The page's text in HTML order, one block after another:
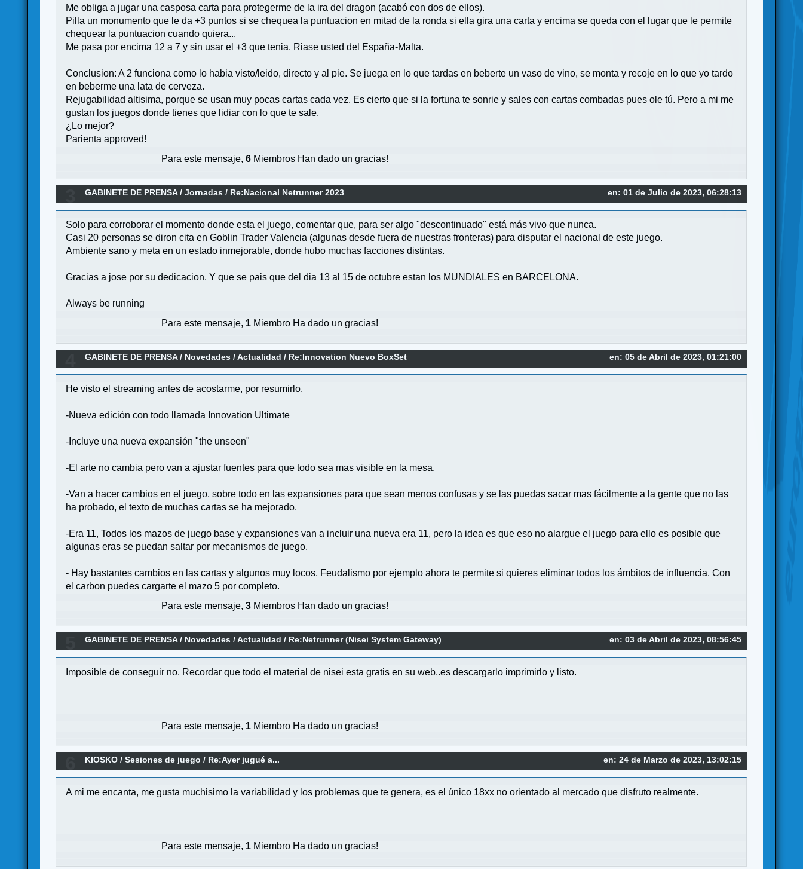
Me obliga a jugar una casposa carta para protegerme de la ira del dragon (acabó con dos de ellos).
Pilla un monumento que le da +3 puntos si se chequea la puntuacion en mitad de la ronda si ella gira una carta y encima se queda con el lugar que le permite
chequear la puntuacion cuando quiera...
Me pasa por encima 12 a 7 y sin usar el +3 que tenia. Riase usted del España-Malta.
Conclusion: A 2 funciona como lo habia visto/leido, directo y al pie. Se juega en lo que tardas en beberte un vaso de vino, se monta y recoje en lo que yo tardo
en beberme una lata de cerveza.
Rejugabilidad altisima, porque se usan muy pocas cartas cada vez. Es cierto que si la fortuna te sonrie y sales con cartas combadas pues ole tú. Pero a mi me
gustan los juegos donde tienes que lidiar con lo que te sale.
¿Lo mejor?
Parienta approved!
Para este mensaje,6 Miembros Han dado un gracias!
en: 01 de Julio de 2023, 06:28:13
GABINETE DE PRENSA/Jornadas / Re:Nacional Netrunner 2023
Solo para corroborar el momento donde esta el juego, comentar que, para ser algo "descontinuado" está más vivo que nunca.
Casi 20 personas se diron cita en Goblin Trader Valencia (algunas desde fuera de nuestras fronteras) para disputar el nacional de este juego.
Ambiente sano y meta en un estado inmejorable, donde hubo muchas facciones distintas.
Gracias a jose por su dedicacion. Y que se pais que del dia 13 al 15 de octubre estan los MUNDIALES en BARCELONA.
Always be running
Para este mensaje, 1 Miembro Ha dado un gracias!
en: 05 de Abril de 2023, 01:21:00
GABINETE DE PRENSA/ Novedades / Actualidad / Re:Innovation Nuevo BoxSet
He visto el streaming antes de acostarme, por resumirlo.
-Nueva edición con todo llamada Innovation Ultimate
-Incluye una nueva expansión "the unseen"
-El arte no cambia pero van a ajustar fuentes para que todo sea mas visible en la mesa.
-Van a hacer cambios en el juego, sobre todo en las expansiones para que sean menos confusas y se las puedas sacar mas fácilmente a la gente que no las
ha probado, el texto de muchas cartas se ha mejorado.
-Era 11, Todos los mazos de juego base y expansiones van a incluir una nueva era 11, pero la idea es que eso no alargue el juego para ello es posible que
algunas eras se puedan saltar por mecanismos de juego.
- Hay bastantes cambios en las cartas y algunos muy locos, Feudalismo por ejemplo ahora te permite si quieres eliminar todos los ámbitos de influencia. Con
el carbon puedes cargarte el mazo 5 por completo.
Para este mensaje,3 Miembros Han dado un gracias!
en: 03 de Abril de 2023, 08:56:45
GABINETE DE PRENSA/ Novedades / Actualidad / Re:Netrunner (Nisei System Gateway)
Imposible de conseguir no. Recordar que todo el material de nisei esta gratis en su web..es descargarlo imprimirlo y listo.
Para este mensaje, 1 Miembro Ha dado un gracias!
en: 24 de Marzo de 2023, 13:02:15
KIOSKO /Sesiones de juego / Re:Ayer jugué a...
A mi me encanta, me gusta muchisimo la variabilidad y los problemas que te genera, es el único 18xx no orientado al mercado que disfruto realmente.
Para este mensaje, 1 Miembro Ha dado un gracias!